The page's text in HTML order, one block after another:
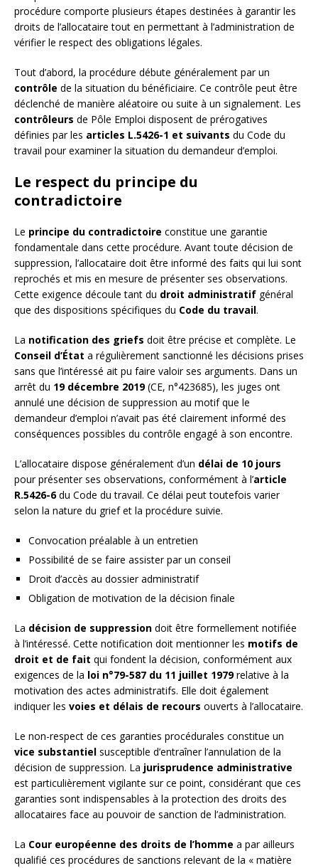
procédure comporte plusieurs étapes destinées à garantir les
droits de l’allocataire tout en permettant à l’administration de
vérifier le respect des obligations légales.
Tout d’abord, la procédure débute généralement par un
contrôle de la situation du bénéficiaire. Ce contrôle peut être
déclenché de manière aléatoire ou suite à un signalement. Les
contrôleurs de Pôle Emploi disposent de prérogatives
définies par les articles L.5426-1 et suivants du Code du
travail pour examiner la situation du demandeur d’emploi.
Le respect du principe du
contradictoire
Le principe du contradictoire constitue une garantie
fondamentale dans cette procédure. Avant toute décision de
suppression, l’allocataire doit être informé des faits qui lui sont
reprochés et mis en mesure de présenter ses observations.
Cette exigence découle tant du droit administratif général
que des dispositions spécifiques du Code du travail.
La notification des griefs doit être précise et complète. Le
Conseil d’État a régulièrement sanctionné les décisions prises
sans que l’intéressé ait pu faire valoir ses arguments. Dans un
arrêt du 19 décembre 2019(CE, n°423685), les juges ont
annulé une décision de suppression au motif que le
demandeur d’emploi n’avait pas été clairement informé des
conséquences possibles du contrôle engagé à son encontre.
L’allocataire dispose généralement d’un délai de 10 jours
pour présenter ses observations, conformément à l’article
R.5426-6du Code du travail. Ce délai peut toutefois varier
selon la nature du grief et la procédure suivie.
Convocation préalable à un entretien
Possibilité de se faire assister par un conseil
Droit d’accès au dossier administratif
Obligation de motivation de la décision finale
La décision de suppression doit être formellement notifiée
à l’intéressé. Cette notification doit mentionner les motifs de
droit et de fait qui fondent la décision, conformément aux
exigences de la loi n°79-587 du 11 juillet 1979relative à la
motivation des actes administratifs. Elle doit également
indiquer les voies et délais de recours ouverts à l’allocataire.
Le non-respect de ces garanties procédurales constitue un
vice substantiel susceptible d’entraîner l’annulation de la
décision de suppression. La jurisprudence administrative
est particulièrement vigilante sur ce point, considérant que ces
garanties sont indispensables à la protection des droits des
allocataires face au pouvoir de sanction de l’administration.
La Cour européenne des droits de l’homme a par ailleurs
qualifié ces procédures de sanctions relevant de la « matière